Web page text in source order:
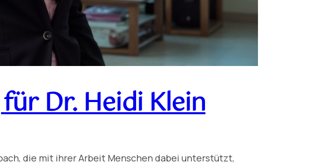
Dr. Heidi Klein
die mit ihrer Arbeit Menschen dabei unterstützt,